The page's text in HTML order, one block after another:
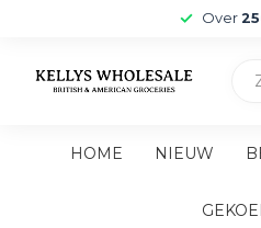
Over
HOME NIEUW